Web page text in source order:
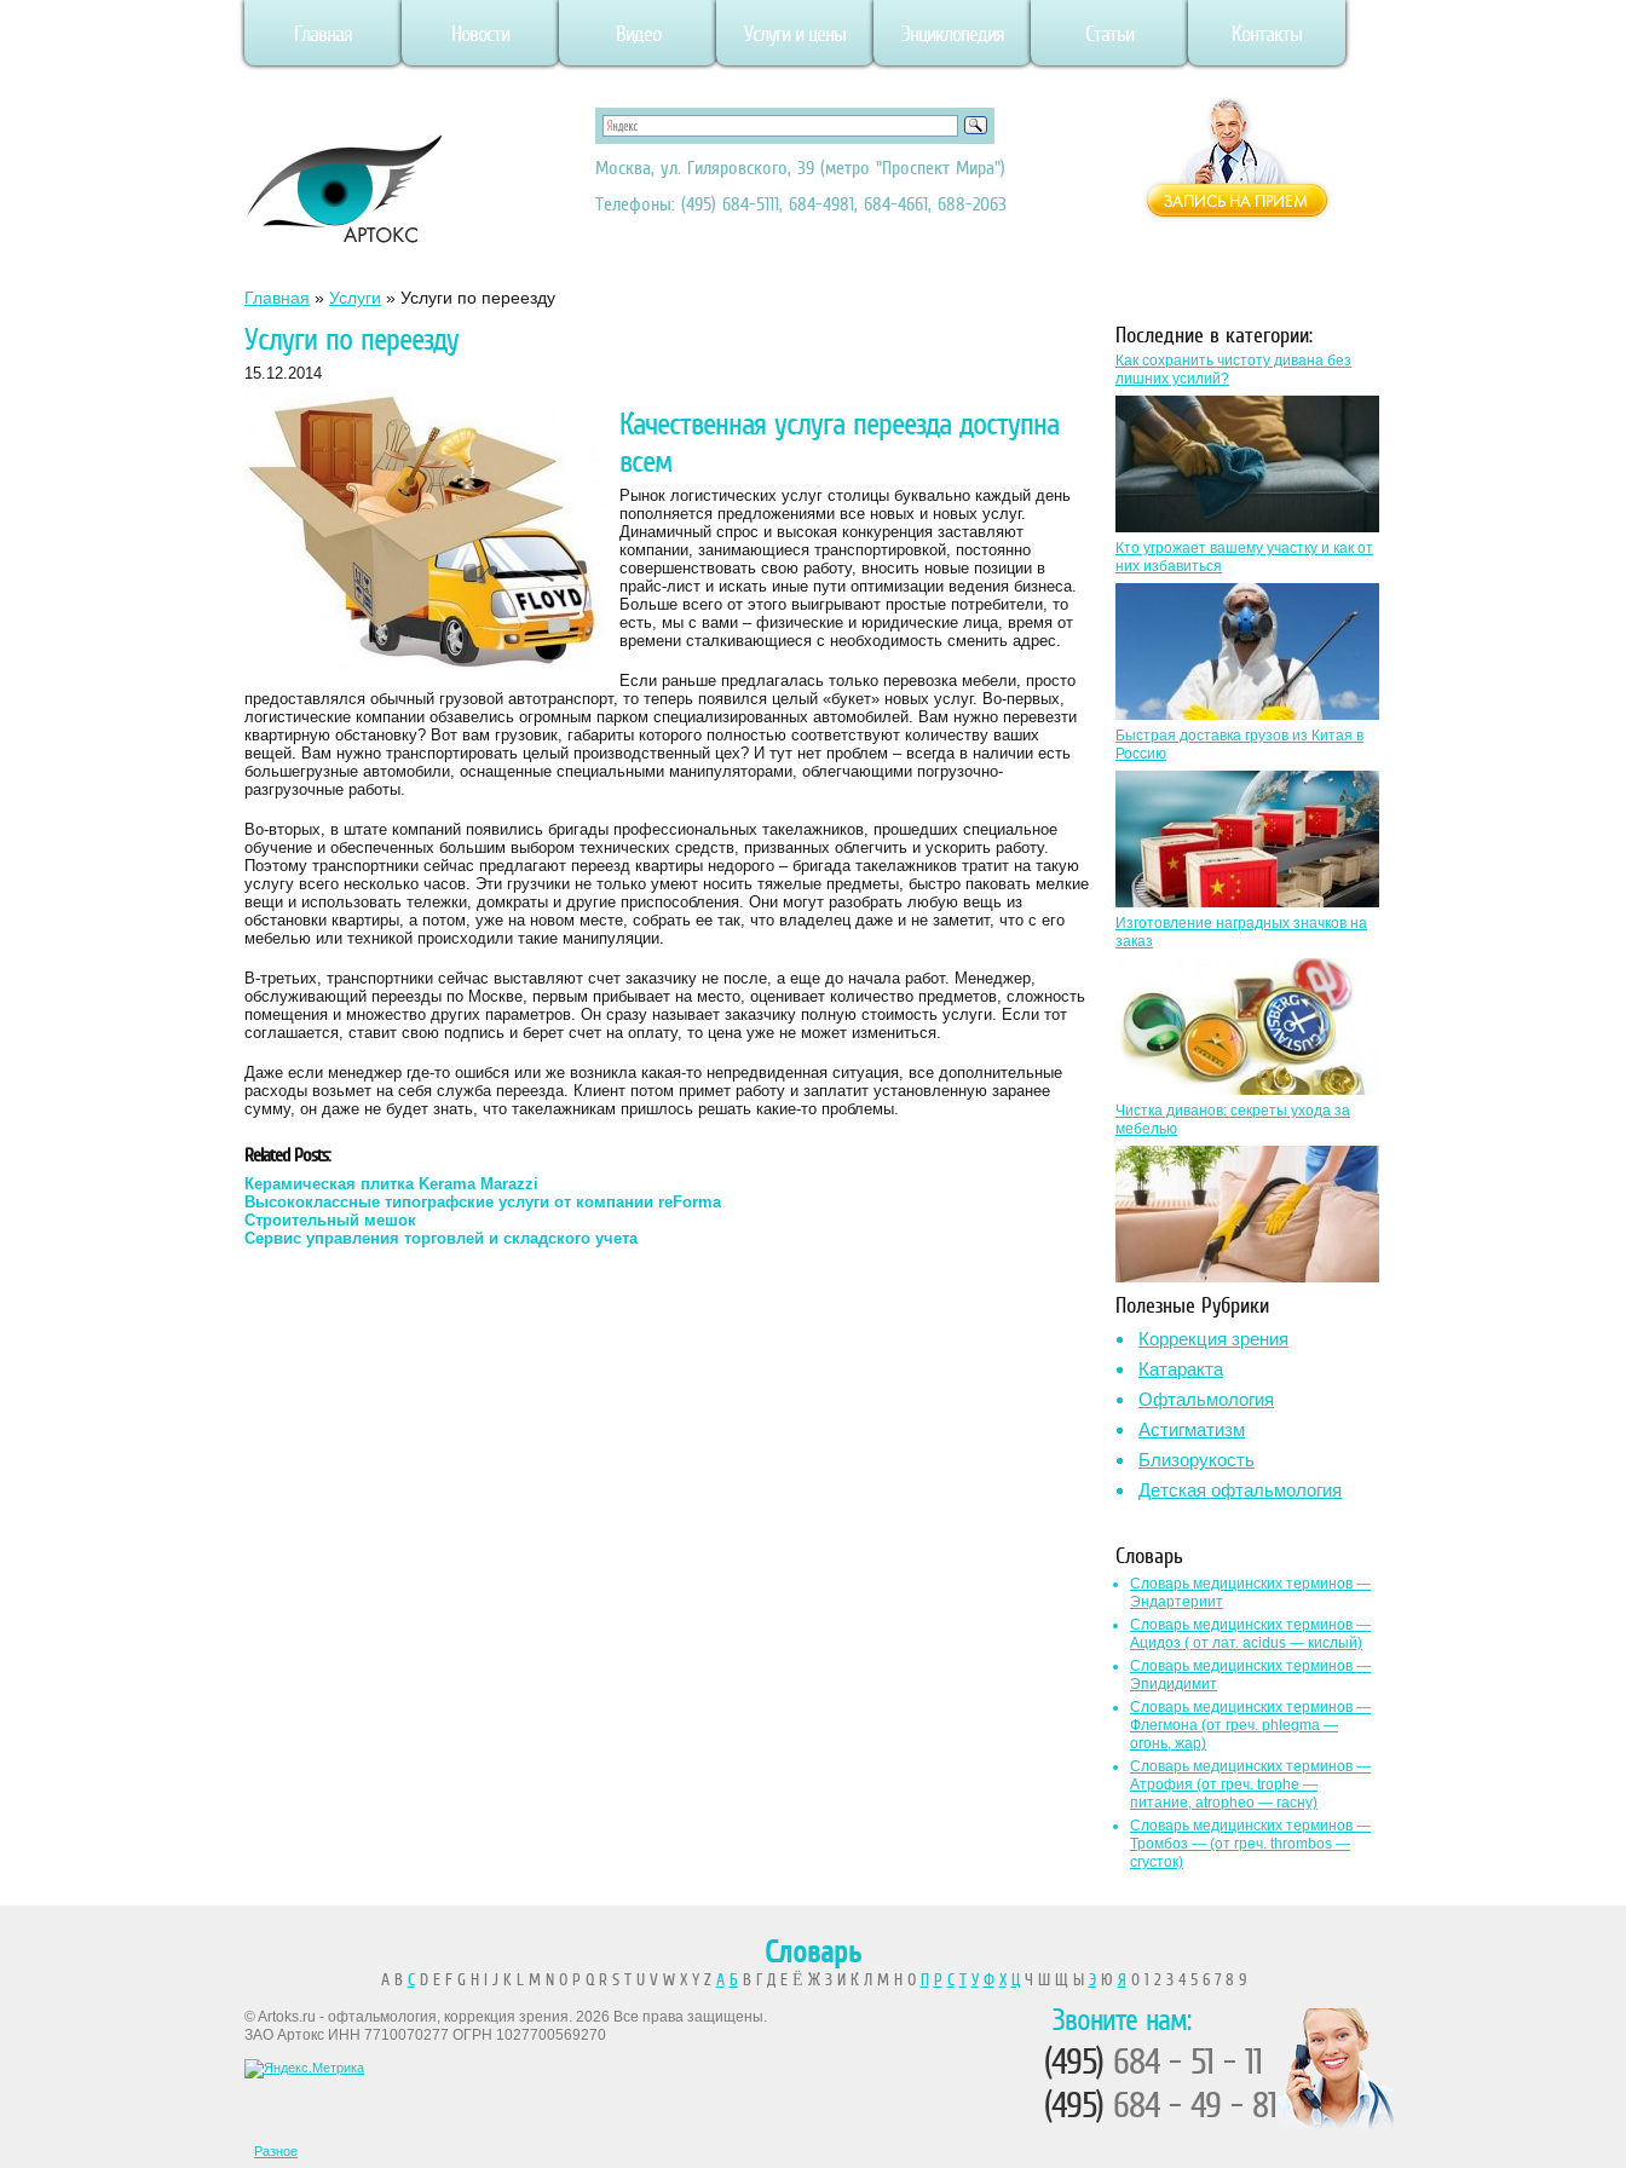
Главная Новости Видео Услуги и цены Энциклопедия Статьи Контакты
Москва, ул. Гиляровского, 39 (метро "Проспект Мира")
Телефоны: (495) 684-5111, 684-4981, 684-4661, 688-2063
Главная » Услуги » Услуги по переезду
Услуги по переезду
15.12.2014
Качественная услуга переезда доступна
всем
Рынок логистических услуг столицы буквально каждый день
пополняется предложениями все новых и новых услуг.
Динамичный спрос и высокая конкуренция заставляют
компании, занимающиеся транспортировкой, постоянно
совершенствовать свою работу, вносить новые позиции в
прайс-лист и искать иные пути оптимизации ведения бизнеса.
Больше всего от этого выигрывают простые потребители, то
есть, мы с вами – физические и юридические лица, время от
времени сталкивающиеся с необходимость сменить адрес.
Если раньше предлагалась только перевозка мебели, просто
предоставлялся обычный грузовой автотранспорт, то теперь появился целый «букет» новых услуг. Во-первых,
логистические компании обзавелись огромным парком специализированных автомобилей. Вам нужно перевезти
квартирную обстановку? Вот вам грузовик, габариты которого полностью соответствуют количеству ваших
вещей. Вам нужно транспортировать целый производственный цех? И тут нет проблем – всегда в наличии есть
большегрузные автомобили, оснащенные специальными манипуляторами, облегчающими погрузочно-
разгрузочные работы.
Во-вторых, в штате компаний появились бригады профессиональных такелажников, прошедших специальное
обучение и обеспеченных большим выбором технических средств, призванных облегчить и ускорить работу.
Поэтому транспортники сейчас предлагают переезд квартиры недорого – бригада такелажников тратит на такую
услугу всего несколько часов. Эти грузчики не только умеют носить тяжелые предметы, быстро паковать мелкие
вещи и использовать тележки, домкраты и другие приспособления. Они могут разобрать любую вещь из
обстановки квартиры, а потом, уже на новом месте, собрать ее так, что владелец даже и не заметит, что с его
мебелью или техникой происходили такие манипуляции.
В-третьих, транспортники сейчас выставляют счет заказчику не после, а еще до начала работ. Менеджер,
обслуживающий переезды по Москве, первым прибывает на место, оценивает количество предметов, сложность
помещения и множество других параметров. Он сразу называет заказчику полную стоимость услуги. Если тот
соглашается, ставит свою подпись и берет счет на оплату, то цена уже не может измениться.
Даже если менеджер где-то ошибся или же возникла какая-то непредвиденная ситуация, все дополнительные
расходы возьмет на себя служба переезда. Клиент потом примет работу и заплатит установленную заранее
сумму, он даже не будет знать, что такелажникам пришлось решать какие-то проблемы.
Related Posts:
Керамическая плитка Kerama Marazzi
Высококлассные типографские услуги от компании reForma
Строительный мешок
Сервис управления торговлей и складского учета
Последние в категории:
Как сохранить чистоту дивана без
лишних усилий?
Кто угрожает вашему участку и как от
них избавиться
Быстрая доставка грузов из Китая в
Россию
Изготовление наградных значков на
заказ
Чистка диванов: секреты ухода за
мебелью
Полезные Рубрики
Коррекция зрения
Катаракта
Офтальмология
Астигматизм
Близорукость
Детская офтальмология
Словарь
Словарь медицинских терминов —
Эндартериит
Словарь медицинских терминов —
Ацидоз ( от лат. асidus — кислый)
Словарь медицинских терминов —
Эпидидимит
Словарь медицинских терминов —
Флегмона (от гpeч. phlegma —
огонь, жар)
Словарь медицинских терминов —
Атрофия (от греч. trophe —
питание, atropheo — гасну)
Словарь медицинских терминов —
Тромбоз — (от греч. thrombos —
сгусток)
Словарь
A B CD E F G H I J K L M N O P Q R S T U V W X Y Z А БВ Г Д Е Ё Ж З И К Л М Н О П Р С Т У Ф Х ЦЧ Ш Щ Ы ЭЮ Я 0 1 2 3 4 5 6 7 8 9
© Artoks.ru - офтальмология, коррекция зрения. 2026 Все права защищены.
ЗАО Артокс ИНН 7710070277 ОГРН 1027700569270
Звоните нам:
(495) 684 - 51 - 11
(495) 684 - 49 - 81
Разное